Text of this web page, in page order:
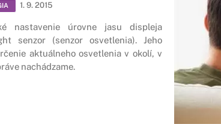
1. 9. 2015
nastavenie úrovne jasu displeja
senzor (senzor osvetlenia). Jeho
aktuálneho osvetlenia v okolí, v
nachádzame.